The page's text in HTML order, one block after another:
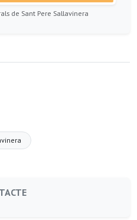
de Sant Pere Sallavinera